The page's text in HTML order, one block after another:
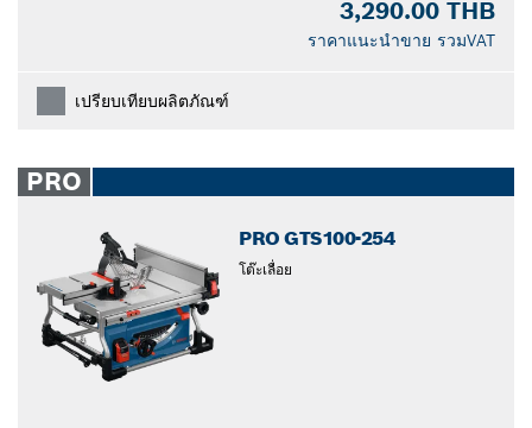
3,290.00 THB
ราคาแนะนำขาย รวมVAT
เปรียบเทียบผลิตภัณฑ์
PRO
PRO ​GTS100-254
โต๊ะเลื่อย